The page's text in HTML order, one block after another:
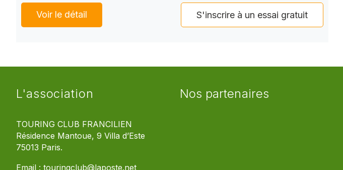
Voir le détail S'inscrire à un essai gratuit
L'association
TOURING CLUB FRANCILIEN
Résidence Mantoue, 9 Villa d’Este
75013 Paris.
Email : touringclub@laposte.net
Nos partenaires